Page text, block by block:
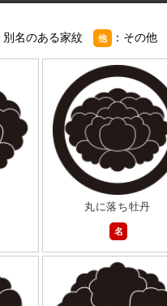
別名のある家紋 他 ：その他
丸に落ち牡丹
名